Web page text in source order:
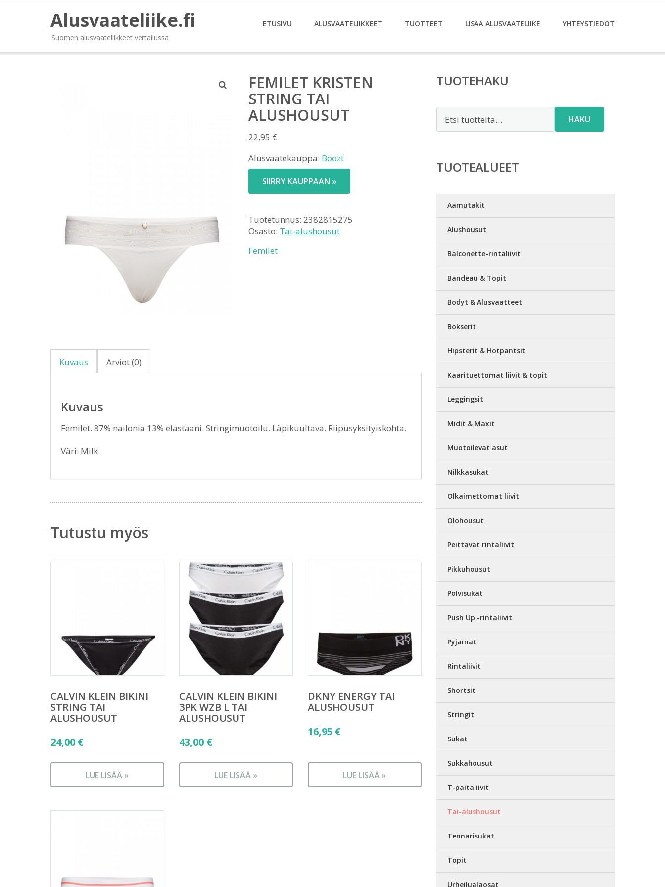
Alusvaateliike.fi
Suomen alusvaateliikkeet vertailussa
ETUSIVU ALUSVAATELIIKKEET TUOTTEET LISÄÄ ALUSVAATELIIKE YHTEYSTIEDOT
FEMILET KRISTEN
STRING TAI
ALUSHOUSUT
22,95 €
Alusvaatekauppa: Boozt
SIIRRY KAUPPAAN »
Tuotetunnus: 2382815275
Osasto: Tai-alushousut
Femilet
Kuvaus Arviot (0)
Kuvaus
Femilet. 87% nailonia 13% elastaani. Stringimuotoilu. Läpikuultava. Riipusyksityiskohta.
Väri: Milk
Tutustu myös
CALVIN KLEIN BIKINI
STRING TAI
ALUSHOUSUT
24,00 €
LUE LISÄÄ »
CALVIN KLEIN BIKINI
3PK WZB L TAI
ALUSHOUSUT
43,00 €
LUE LISÄÄ »
DKNY ENERGY TAI
ALUSHOUSUT
16,95 €
LUE LISÄÄ »
TUOTEHAKU
HAKU
TUOTEALUEET
Aamutakit
Alushousut
Balconette-rintaliivit
Bandeau & Topit
Bodyt & Alusvaatteet
Bokserit
Hipsterit & Hotpantsit
Kaarituettomat liivit & topit
Leggingsit
Midit & Maxit
Muotoilevat asut
Nilkkasukat
Olkaimettomat liivit
Olohousut
Peittävät rintaliivit
Pikkuhousut
Polvisukat
Push Up -rintaliivit
Pyjamat
Rintaliivit
Shortsit
Stringit
Sukat
Sukkahousut
T-paitaliivit
Tai-alushousut
Tennarisukat
Topit
Urheilualaosat